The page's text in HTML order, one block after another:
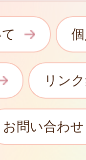
リン
お問い合わせ